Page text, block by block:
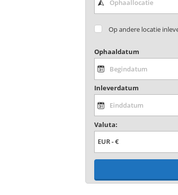
Op andere locatie
Ophaaldatum
Inleverdatum
Valuta: